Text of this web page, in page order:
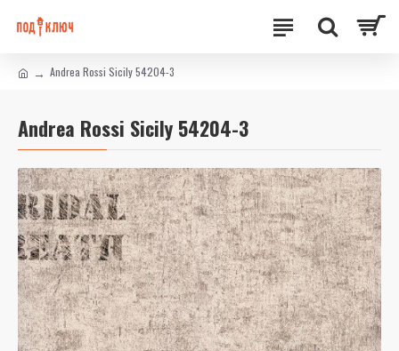
Andrea Rossi Sicily 54204-3
Andrea Rossi Sicily 54204-3